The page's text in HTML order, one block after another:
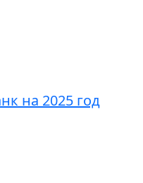
на 2025 год